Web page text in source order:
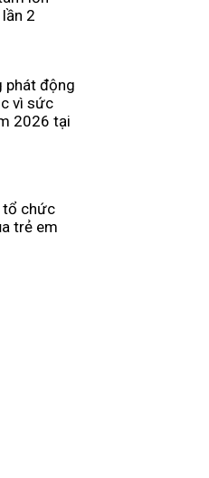
2
phát động
vì sức
2026 tại
tổ chức
trẻ em